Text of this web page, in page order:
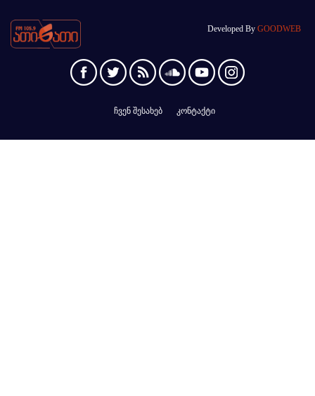
Developed By GOODWEB
ჩვენ შესახებ კონტაქტი